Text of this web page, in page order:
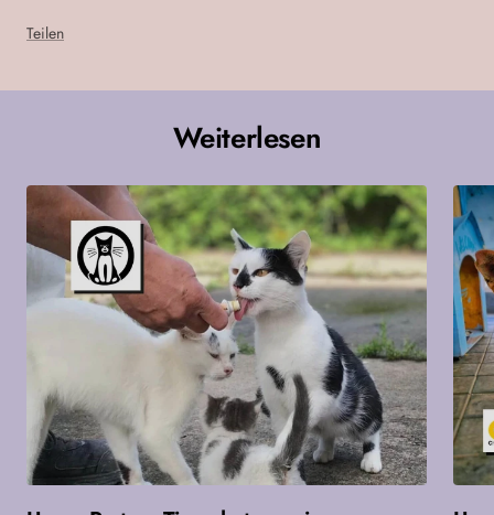
Teilen
Weiterlesen